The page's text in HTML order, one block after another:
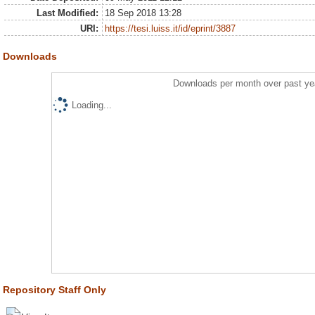
Last Modified:
18 Sep 2018 13:28
URI:
https://tesi.luiss.it/id/eprint/3887
Downloads
Downloads per month over past
Loading...
Repository Staff Only